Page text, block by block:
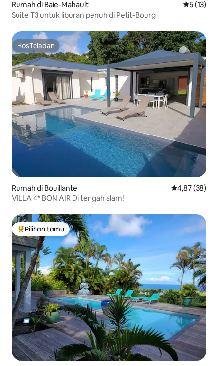
Rumah di Baie-Mahault Nilai rata-
5 (13)
Suite T3 untuk liburan penuh di Petit-Bourg
HosTeladan
HosTeladan
Rumah di Bouillante Nilai rata-rata
4,87 (38)
VILLA 4* BON AIR Di tengah alam!
Pilihan tamu terpopuler
Pilihan tamu